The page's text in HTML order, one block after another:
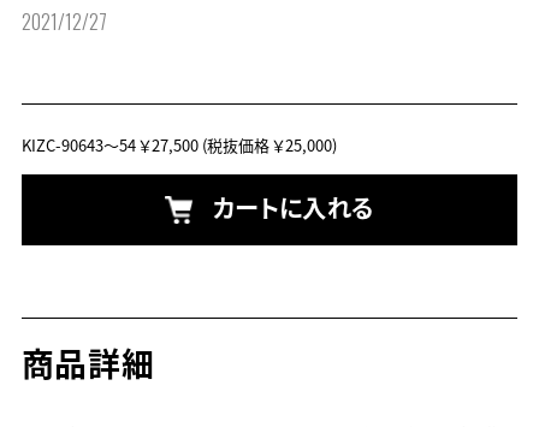
2021/12/27
KIZC-90643～54￥27,500(税抜価格 ￥25,000)
カートに入れる
商品詳細